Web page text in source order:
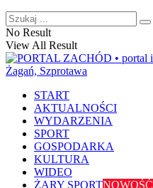
No Result
View All Result
START
AKTUALNOŚCI
WYDARZENIA
SPORT
GOSPODARKA
KULTURA
WIDEO
ŻARY SPORTNOWOŚĆ